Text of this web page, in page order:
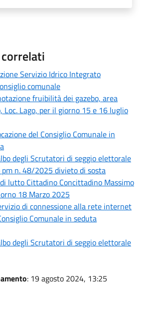
Servizio Idrico Integrato
comunale
fruibilità dei gazebo, area
Loc. Lago, per il giorno 15 e 16 luglio
del Consiglio Comunale in
degli Scrutatori di seggio elettorale
pm n. 48/2025 divieto di sosta
lutto Cittadino Concittadino Massimo
18 Marzo 2025
di connessione alla rete internet
Comunale in seduta
degli Scrutatori di seggio elettorale
: 19 agosto 2024, 13:25